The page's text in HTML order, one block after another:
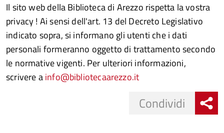
Il sito web della Biblioteca di Arezzo rispetta la vostra
privacy ! Ai sensi dell'art. 13 del Decreto Legislativo
indicato sopra, si informano gli utenti che i dati
personali formeranno oggetto di trattamento secondo
le normative vigenti. Per ulteriori informazioni,
scrivere ainfo@bibliotecaarezzo.it
Condividi